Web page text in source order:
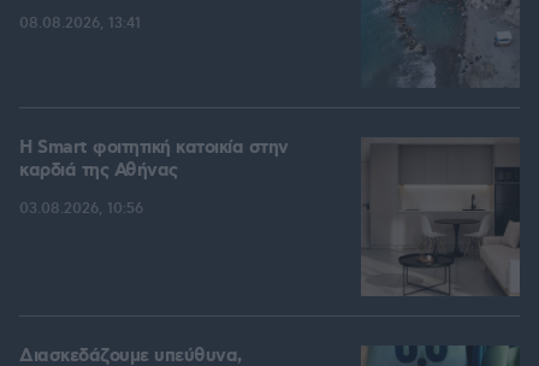
08.08.2026, 13:41
Η Smart φοιτητική κατοικία στην
καρδιά της Αθήνας
03.08.2026, 10:56
Διασκεδάζουμε υπεύθυνα,